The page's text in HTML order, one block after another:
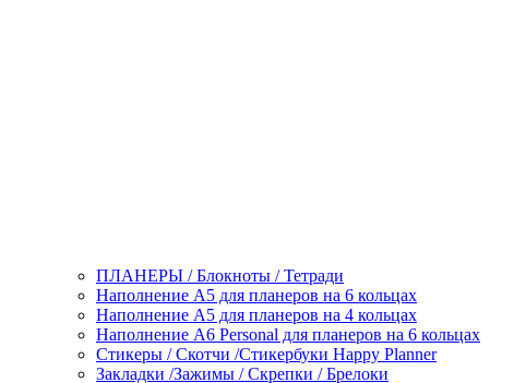
ПЛАНЕРЫ / Блокноты / Тетради
Наполнение А5 для планеров на 6 кольцах
Наполнение А5 для планеров на 4 кольцах
Наполнение А6 Personal для планеров на 6 кольцах
Стикеры / Скотчи /Стикербуки Happy Planner
Закладки /Зажимы / Скрепки / Брелоки